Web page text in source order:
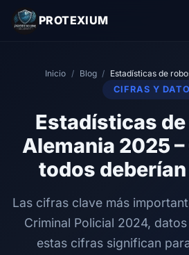
PROTEXIUM
Inicio / Blog / Estadísticas de
CIFRAS Y
Estadísticas
Alemania 2025
todos
Las cifras clave más
Criminal Policial 2024,
estas cifras significan